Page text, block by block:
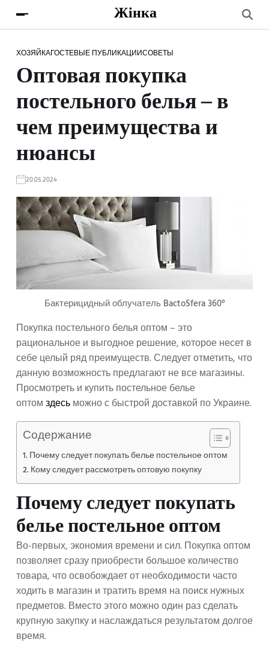
Жінка
ХОЗЯЙКАГОСТЕВЫЕ ПУБЛИКАЦИИСОВЕТЫ
Оптовая покупка
постельного белья – в
чем преимущества и
нюансы
20.05.2024
Бактерицидный облучатель BactoSfera 360°
Покупка постельного белья оптом – это
рациональное и выгодное решение, которое несет в
себе целый ряд преимуществ. Следует отметить, что
данную возможность предлагают не все магазины.
Просмотреть и купить постельное белье
оптомздесьможно с быстрой доставкой по Украине.
Содержание
Почему следует покупать белье постельное оптом
Кому следует рассмотреть оптовую покупку
Почему следует покупать
белье постельное оптом
Во-первых, экономия времени и сил. Покупка оптом
позволяет сразу приобрести большое количество
товара, что освобождает от необходимости часто
ходить в магазин и тратить время на поиск нужных
предметов. Вместо этого можно один раз сделать
крупную закупку и наслаждаться результатом долгое
время.